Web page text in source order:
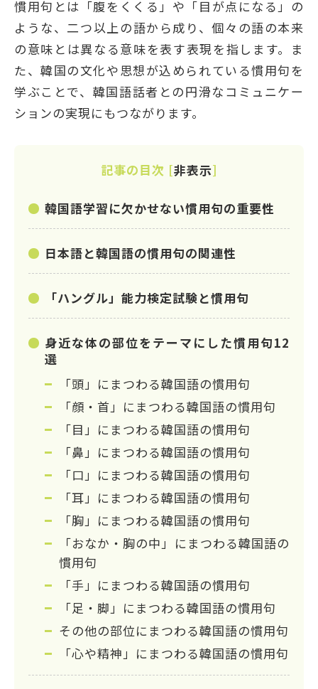
慣用句とは「腹をくくる」や「目が点になる」の
ような、二つ以上の語から成り、個々の語の本来
の意味とは異なる意味を表す表現を指します。ま
た、韓国の文化や思想が込められている慣用句を
学ぶことで、韓国語話者との円滑なコミュニケー
ションの実現にもつながります。
記事の目次 [非表示]
韓国語学習に欠かせない慣用句の重要性
日本語と韓国語の慣用句の関連性
「ハングル」能力検定試験と慣用句
身近な体の部位をテーマにした慣用句12
選
「頭」にまつわる韓国語の慣用句
「顔・首」にまつわる韓国語の慣用句
「目」にまつわる韓国語の慣用句
「鼻」にまつわる韓国語の慣用句
「口」にまつわる韓国語の慣用句
「耳」にまつわる韓国語の慣用句
「胸」にまつわる韓国語の慣用句
「おなか・胸の中」にまつわる韓国語の
慣用句
「手」にまつわる韓国語の慣用句
「足・脚」にまつわる韓国語の慣用句
その他の部位にまつわる韓国語の慣用句
「心や精神」にまつわる韓国語の慣用句